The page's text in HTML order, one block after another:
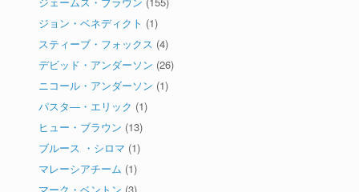
ジョン・ベネディクト (1)
スティーブ・フォックス (4)
デビッド・アンダーソン (26)
ニコール・アンダーソン (1)
パスタ―・エリック (1)
ヒュー・ブラウン (13)
ブルース ・シロマ (1)
マレーシアチーム (1)